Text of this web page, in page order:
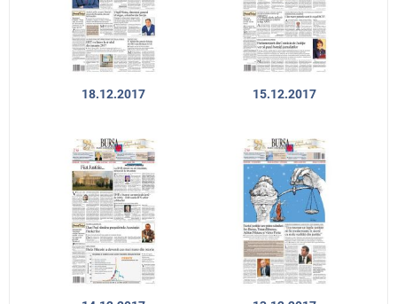
18.12.2017 15.12.2017